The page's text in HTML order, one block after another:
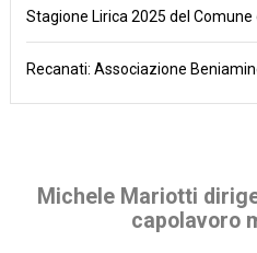
Stagione Lirica 2025 del Comune
Recanati: Associazione
Michele Mariotti
capolavoro